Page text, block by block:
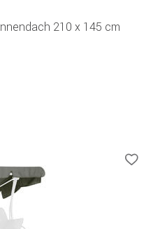
210 x 145 cm